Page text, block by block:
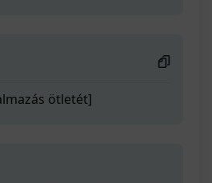
ötletét]